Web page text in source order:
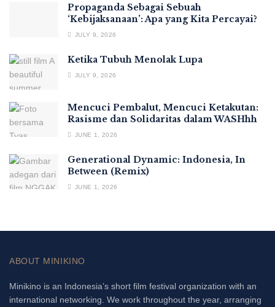
Propaganda Sebagai Sebuah
‘Kebijaksanaan’: Apa yang Kita Percayai?
JULY 9, 2026
Ketika Tubuh Menolak Lupa
JULY 9, 2026
Mencuci Pembalut, Mencuci Ketakutan:
Rasisme dan Solidaritas dalam WASHhh
JUNE 1, 2026
Generational Dynamic: Indonesia, In
Between (Remix)
JUNE 1, 2026
ABOUT MINIKINO
Minikino is an Indonesia’s short film festival organization with an
international networking. We work throughout the year, arranging